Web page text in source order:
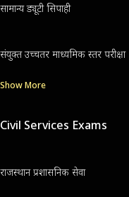
सामान्य ड्यूटी सिपाही
संयुक्त उच्चतर माध्यमिक स्तर परीक्षा
Show More
Civil Services Exams
राजस्थान प्रशासनिक सेवा